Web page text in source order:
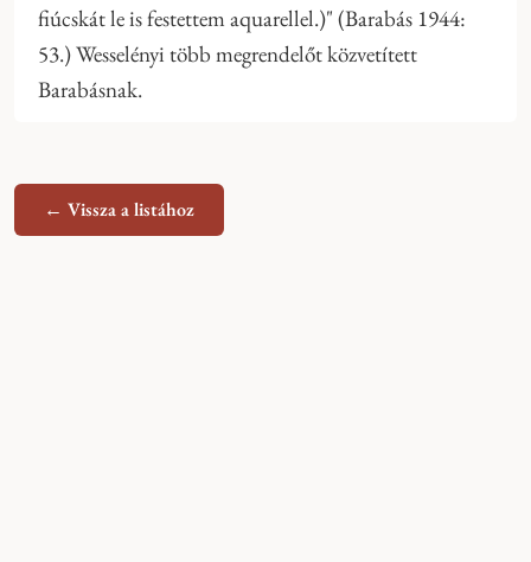
fiúcskát le is festettem aquarellel.)" (Barabás 1944:
53.) Wesselényi több megrendelőt közvetített
Barabásnak.
← Vissza a listához